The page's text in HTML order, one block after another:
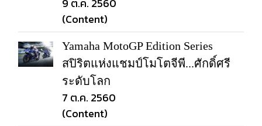
9 ต.ค. 2560
(Content)
Yamaha MotoGP Edition Series
สปิริตแห่งแชมป์โมโตจีพี...ศักดิ์ศรี
ระดับโลก
7 ต.ค. 2560
(Content)